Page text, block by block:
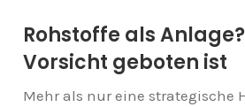
Rohstoffe als
Vorsicht geboten ist
Mehr als nur eine strategische